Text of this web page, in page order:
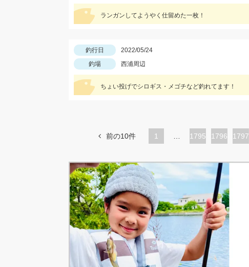
ランガンしてようやく仕留めた一枚！
釣行日 2022/05/24
釣場
西浦周辺
ちょい投げでシロギス・メゴチなど釣れてます！
前の10件 1
ペ
1795
ペ
ジ
1796
ペ
1797